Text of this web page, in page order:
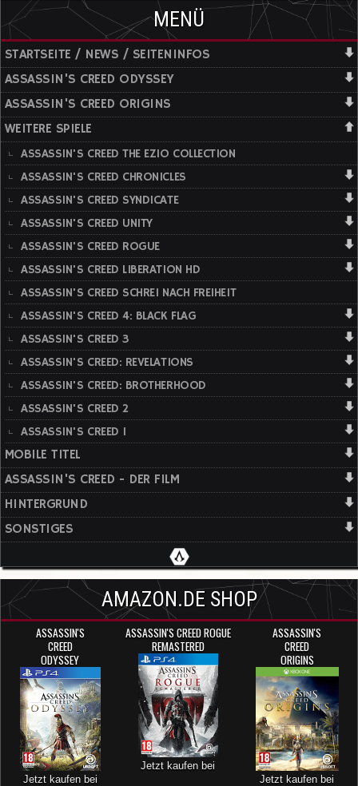
MENÜ
STARTSEITE / NEWS / SEITENINFOS
ASSASSIN'S CREED ODYSSEY
ASSASSIN'S CREED ORIGINS
WEITERE SPIELE
ASSASSIN'S CREED THE EZIO COLLECTION
ASSASSIN'S CREED CHRONICLES
ASSASSIN'S CREED SYNDICATE
ASSASSIN'S CREED UNITY
ASSASSIN'S CREED ROGUE
ASSASSIN'S CREED LIBERATION HD
ASSASSIN'S CREED SCHREI NACH FREIHEIT
ASSASSIN'S CREED 4: BLACK FLAG
ASSASSIN'S CREED 3
ASSASSIN'S CREED: REVELATIONS
ASSASSIN'S CREED: BROTHERHOOD
ASSASSIN'S CREED 2
ASSASSIN'S CREED 1
MOBILE TITEL
ASSASSIN'S CREED - DER FILM
HINTERGRUND
SONSTIGES
AMAZON.DE SHOP
ASSASSIN'S
CREED
ODYSSEY
Jetzt kaufen bei
ASSASSIN'S CREED ROGUE
REMASTERED
Jetzt kaufen bei
ASSASSIN'S
CREED
ORIGINS
Jetzt kaufen bei